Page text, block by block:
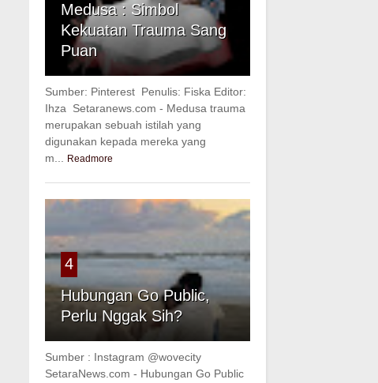
Medusa : Simbol
Kekuatan Trauma Sang
Puan
Sumber: Pinterest Penulis: Fiska Editor:
Ihza Setaranews.com - Medusa trauma
merupakan sebuah istilah yang
digunakan kepada mereka yang
m...
Readmore
4
Hubungan Go Public,
Perlu Nggak Sih?
Sumber : Instagram @wovecity
SetaraNews.com - Hubungan Go Public